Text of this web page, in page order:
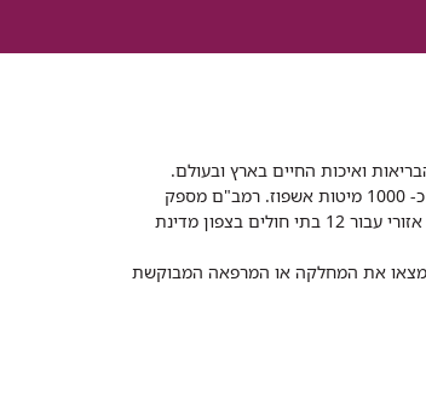
ואיכות החיים בארץ ובעולם.
רמב"ם הוא בית חולים ממשלתי אקדמי, המסונף לפקולטה לרפואה של הטכניון ומונה כ- 1000 מיטות אשפוז. רמב"ם מספק
שירותי רפואה לכ-2,700,000 תושבים, צה"ל וכוחות הביטחון, ומשמש כבית חולים על אזורי עבור 12 בתי חולים בצפון מדינת
מצאו את המחלקה או המרפאה המבוקשת